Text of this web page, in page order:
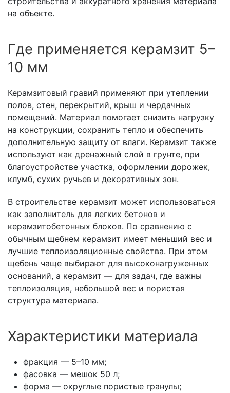
на объекте.
Где применяется керамзит 5–
10 мм
Керамзитовый гравий применяют при утеплении
полов, стен, перекрытий, крыш и чердачных
помещений. Материал помогает снизить нагрузку
на конструкции, сохранить тепло и обеспечить
дополнительную защиту от влаги. Керамзит также
используют как дренажный слой в грунте, при
благоустройстве участка, оформлении дорожек,
клумб, сухих ручьев и декоративных зон.
В строительстве керамзит может использоваться
как заполнитель для легких бетонов и
керамзитобетонных блоков. По сравнению с
обычным щебнем керамзит имеет меньший вес и
лучшие теплоизоляционные свойства. При этом
щебень чаще выбирают для высоконагруженных
оснований, а керамзит — для задач, где важны
теплоизоляция, небольшой вес и пористая
структура материала.
Характеристики материала
фракция — 5–10 мм;
фасовка — мешок 50 л;
форма — округлые пористые гранулы;